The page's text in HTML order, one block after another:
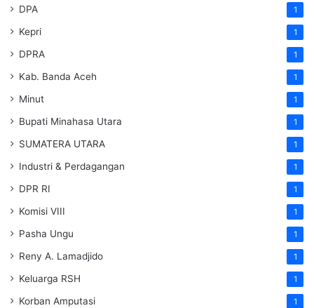
DPA 1
Kepri 1
DPRA 1
Kab. Banda Aceh 1
Minut 1
Bupati Minahasa Utara 1
SUMATERA UTARA 1
Industri & Perdagangan 1
DPR RI 1
Komisi VIII 1
Pasha Ungu 1
Reny A. Lamadjido 1
Keluarga RSH 1
Korban Amputasi 1